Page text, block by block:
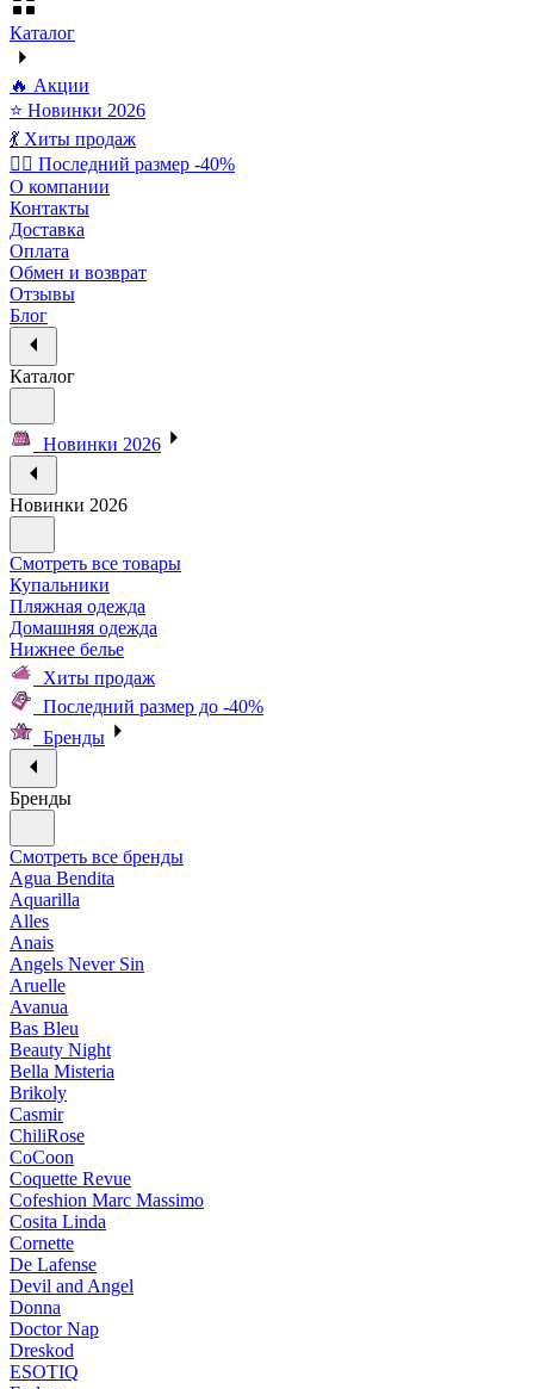
Каталог
🔥 Акции
⭐ Новинки 2026
💃 Хиты продаж
🏃‍♀️ Последний размер -40%
О компании
Контакты
Доставка
Оплата
Обмен и возврат
Отзывы
Блог
Каталог
Новинки 2026
Новинки 2026
Смотреть все товары
Купальники
Пляжная одежда
Домашняя одежда
Нижнее белье
Хиты продаж
Последний размер до -40%
Бренды
Бренды
Смотреть все бренды
Agua Bendita
Aquarilla
Alles
Anais
Angels Never Sin
Aruelle
Avanua
Bas Bleu
Beauty Night
Bella Misteria
Brikoly
Casmir
ChiliRose
CoCoon
Coquette Revue
Cofeshion Marc Massimo
Cosita Linda
Cornette
De Lafense
Devil and Angel
Donna
Doctor Nap
Dreskod
ESOTIQ